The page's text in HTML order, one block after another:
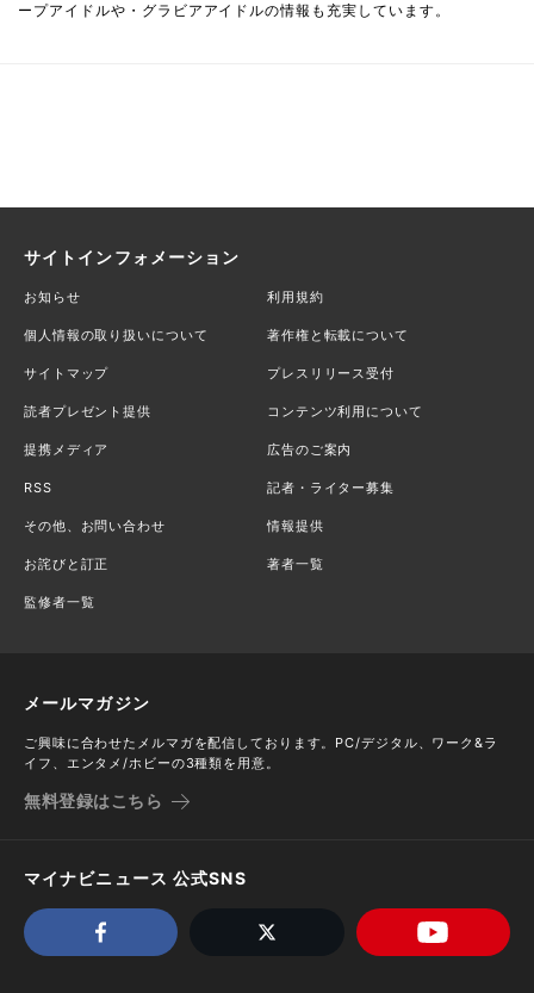
ープアイドルや・グラビアアイドルの情報も充実しています。
サイトインフォメーション
お知らせ 利用規約
個人情報の取り扱いについて 著作権と転載について
サイトマップ プレスリリース受付
読者プレゼント提供 コンテンツ利用について
提携メディア 広告のご案内
RSS 記者・ライター募集
その他、お問い合わせ 情報提供
お詫びと訂正 著者一覧
監修者一覧
メールマガジン
ご興味に合わせたメルマガを配信しております。PC/デジタル、ワーク&ラ
イフ、エンタメ/ホビーの3種類を用意。
無料登録はこちら
マイナビニュース 公式SNS